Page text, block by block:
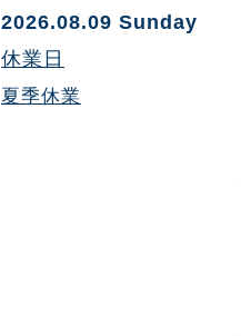
2026.08.09 Sunday
休業日
夏季休業